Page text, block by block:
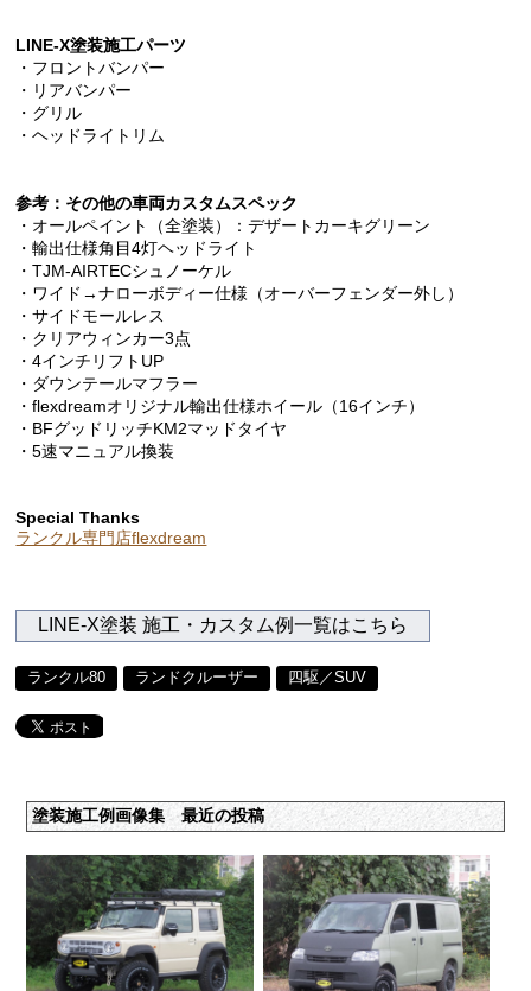
LINE-X塗装施工パーツ
・フロントバンパー
・リアバンパー
・グリル
・ヘッドライトリム
参考：その他の車両カスタムスペック
・オールペイント（全塗装）：デザートカーキグリーン
・輸出仕様角目4灯ヘッドライト
・TJM-AIRTECシュノーケル
・ワイド→ナローボディー仕様（オーバーフェンダー外し）
・サイドモールレス
・クリアウィンカー3点
・4インチリフトUP
・ダウンテールマフラー
・flexdreamオリジナル輸出仕様ホイール（16インチ）
・BFグッドリッチKM2マッドタイヤ
・5速マニュアル換装
Special Thanks
ランクル専門店flexdream
LINE-X塗装 施工・カスタム例一覧はこちら
ランクル80 ランドクルーザー 四駆／SUV
塗装施工例画像集 最近の投稿